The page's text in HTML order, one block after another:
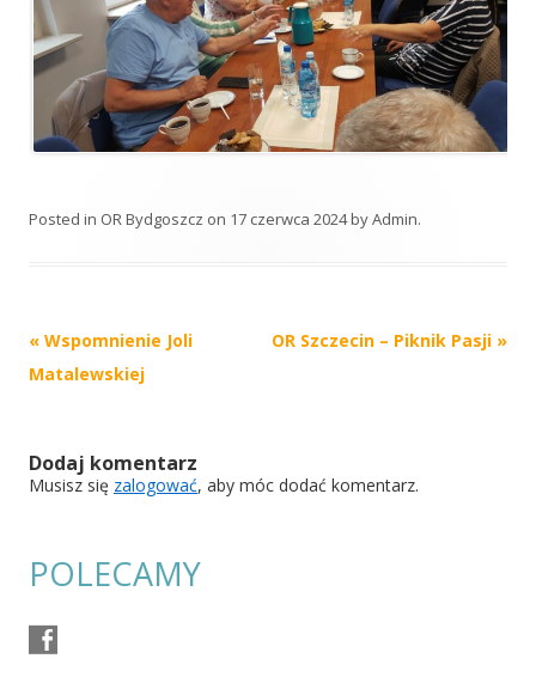
Posted in OR Bydgoszcz on 17 czerwca 2024byAdmin.
Post
navigation
« Wspomnienie Joli
Matalewskiej
OR Szczecin – Piknik Pasji »
Dodaj komentarz
Musisz się zalogować, aby móc dodać komentarz.
POLECAMY